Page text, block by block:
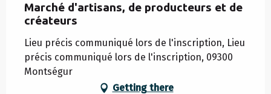
Marché d'artisans, de producteurs et de
créateurs
Lieu précis communiqué lors de l'inscription, Lieu
précis communiqué lors de l'inscription, 09300
Montségur
Getting there